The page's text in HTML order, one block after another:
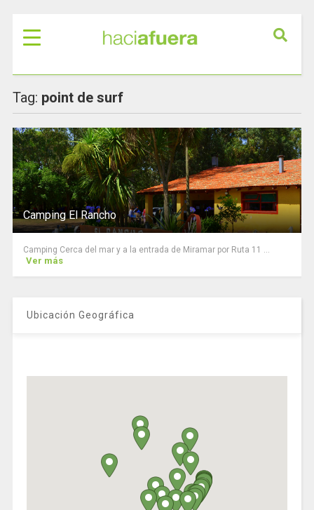
Tag: point de surf
Camping El Rancho
Camping Cerca del mar y a la entrada de Miramar por Ruta 11 ...
Ver más
Ubicación Geográfica